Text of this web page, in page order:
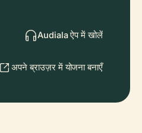
Audiala ऐप में खोलें
अपने ब्राउज़र में योजना बनाएँ